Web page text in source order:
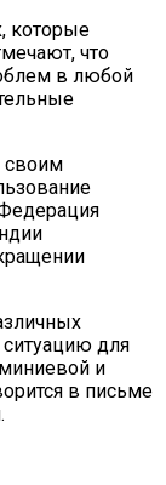
которые
что
в любой
своим
для
и
в письме